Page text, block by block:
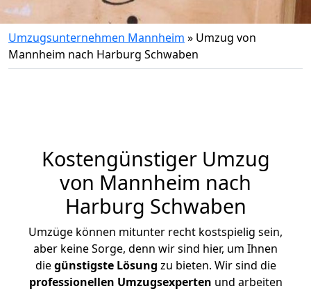
Umzugsunternehmen Mannheim » Umzug von
Mannheim nach Harburg Schwaben
Kostengünstiger Umzug
von Mannheim nach
Harburg Schwaben
Umzüge können mitunter recht kostspielig sein,
aber keine Sorge, denn wir sind hier, um Ihnen
diegünstigste Lösung zu bieten. Wir sind die
professionellen Umzugsexperten und arbeiten